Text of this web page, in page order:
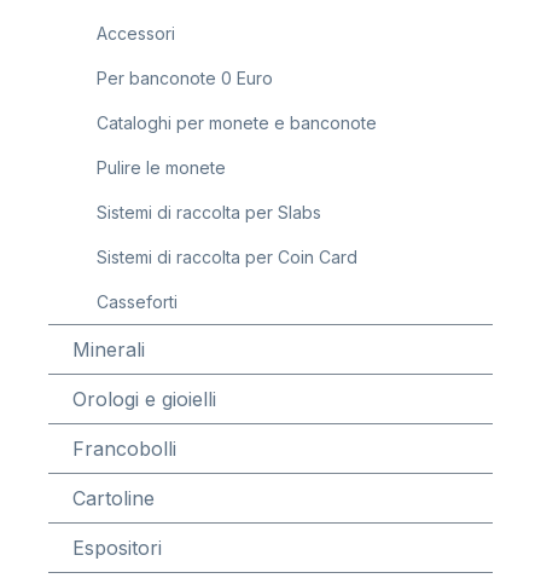
Accessori
Per banconote 0 Euro
Cataloghi per monete e banconote
Pulire le monete
Sistemi di raccolta per Slabs
Sistemi di raccolta per Coin Card
Casseforti
Minerali
Orologi e gioielli
Francobolli
Cartoline
Espositori